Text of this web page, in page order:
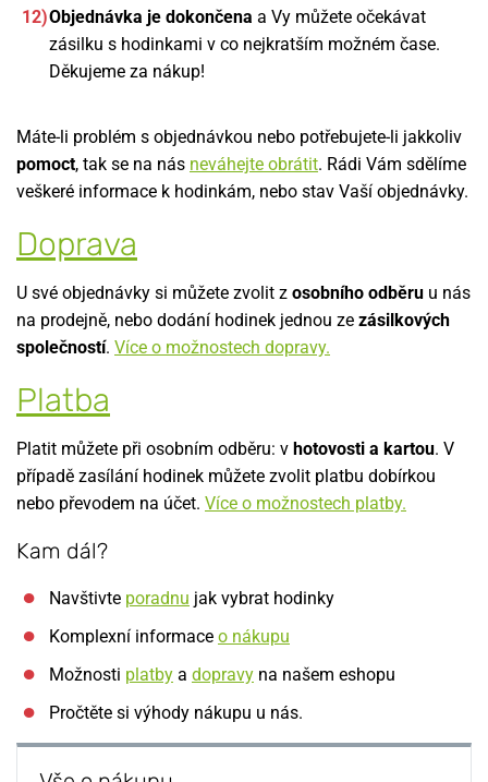
Objednávka je dokončena a Vy můžete očekávat
zásilku s hodinkami v co nejkratším možném čase.
Děkujeme za nákup!
Máte-li problém s objednávkou nebo potřebujete-li jakkoliv
pomoct, tak se na nás neváhejte obrátit. Rádi Vám sdělíme
veškeré informace k hodinkám, nebo stav Vaší objednávky.
Doprava
U své objednávky si můžete zvolit z osobního odběru u nás
na prodejně, nebo dodání hodinek jednou ze zásilkových
společností. Více o možnostech dopravy.
Platba
Platit můžete při osobním odběru: v hotovosti a kartou. V
případě zasílání hodinek můžete zvolit platbu dobírkou
nebo převodem na účet. Více o možnostech platby.
Kam dál?
Navštivte poradnu jak vybrat hodinky
Komplexní informace o nákupu
Možnosti platby a dopravy na našem eshopu
Pročtěte si výhody nákupu u nás.